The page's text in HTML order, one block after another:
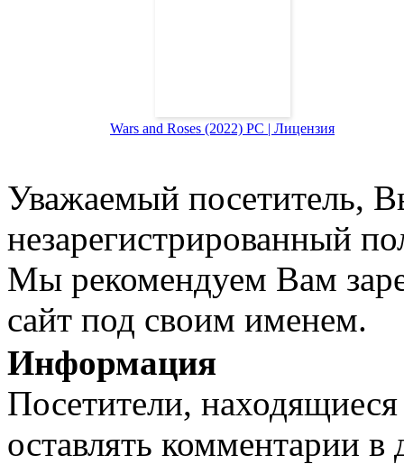
Wars and Roses (2022) PC | Лицензия
Уважаемый посетитель,
незарегистрированный
Мы рекомендуем Вам
сайт под своим именем.
Информация
Посетители,
оставлять комментарии в